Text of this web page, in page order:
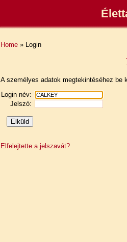
Home » Login
A személyes adatok megtekintéséhez be
Login név:
Jelszó:
Elfelejtette a jelszavát?